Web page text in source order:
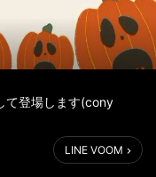
て登場します(cony
LINE VOOM